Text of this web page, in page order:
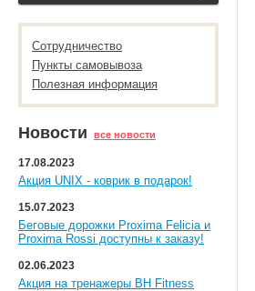
Сотрудничество
Пункты самовывоза
Полезная информация
Новости все новости
17.08.2023
Акция UNIX - коврик в подарок!
15.07.2023
Беговые дорожки Proxima Felicia и
Proxima Rossi доступны к заказу!
02.06.2023
Акция на тренажеры BH Fitness